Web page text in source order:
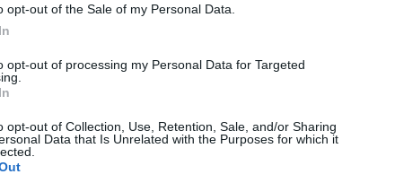
opt-out of the Sale of my Personal Data.
opt-out of processing my Personal Data for Targeted
opt-out of Collection, Use, Retention, Sale, and/or Sharing
Data that Is Unrelated with the Purposes for which it
się mniejszymi kołami oraz
W kabinie znajdziemy
wspierającymi jazdę
DreamDrive Pro
skrajnym przeciwieństwem